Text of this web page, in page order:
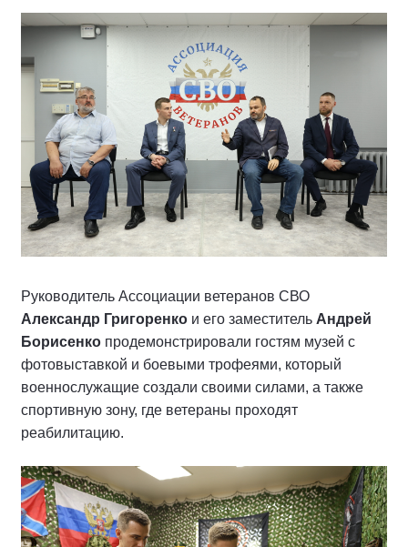
Руководитель Ассоциации ветеранов СВО
Александр Григоренко и его заместитель Андрей
Борисенко продемонстрировали гостям музей с
фотовыставкой и боевыми трофеями, который
военнослужащие создали своими силами, а также
спортивную зону, где ветераны проходят
реабилитацию.